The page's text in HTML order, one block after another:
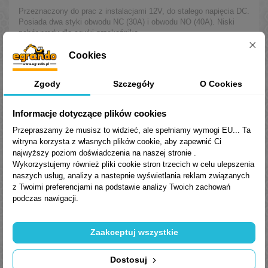
Przeznaczony do prac z instalacjami 12V, do stałego napięcia DC.
Posiada dwa styki obwodu NC (30A) i obwodu NO (40A). Niski
pobór prądu dla cewki przekaźnika.
8,00 złBrutto
Super Cena 👍
Czujniki parkowania BENE 4.04 – 4 sensory...
Cookies
Zgody Szczegóły O Cookies
Informacje dotyczące plików cookies
Przepraszamy że musisz to widzieć, ale spełniamy wymogi EU... Ta
witryna korzysta z własnych plików cookie, aby zapewnić Ci
najwyższy poziom doświadczenia na naszej stronie .
Wykorzystujemy również pliki cookie stron trzecich w celu ulepszenia
naszych usług, analizy a nastepnie wyświetlania reklam związanych
z Twoimi preferencjami na podstawie analizy Twoich zachowań
podczas nawigacji.
Dostosuj
Zaakceptuj wszystkie